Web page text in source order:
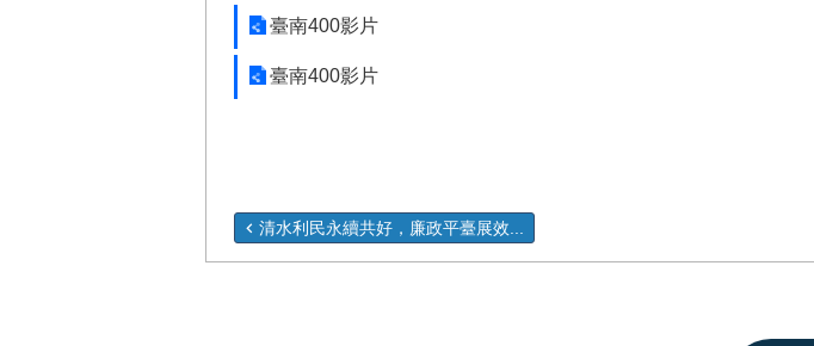
臺南400影片
臺南400影片
清水利民永續共好，廉政平臺展效...